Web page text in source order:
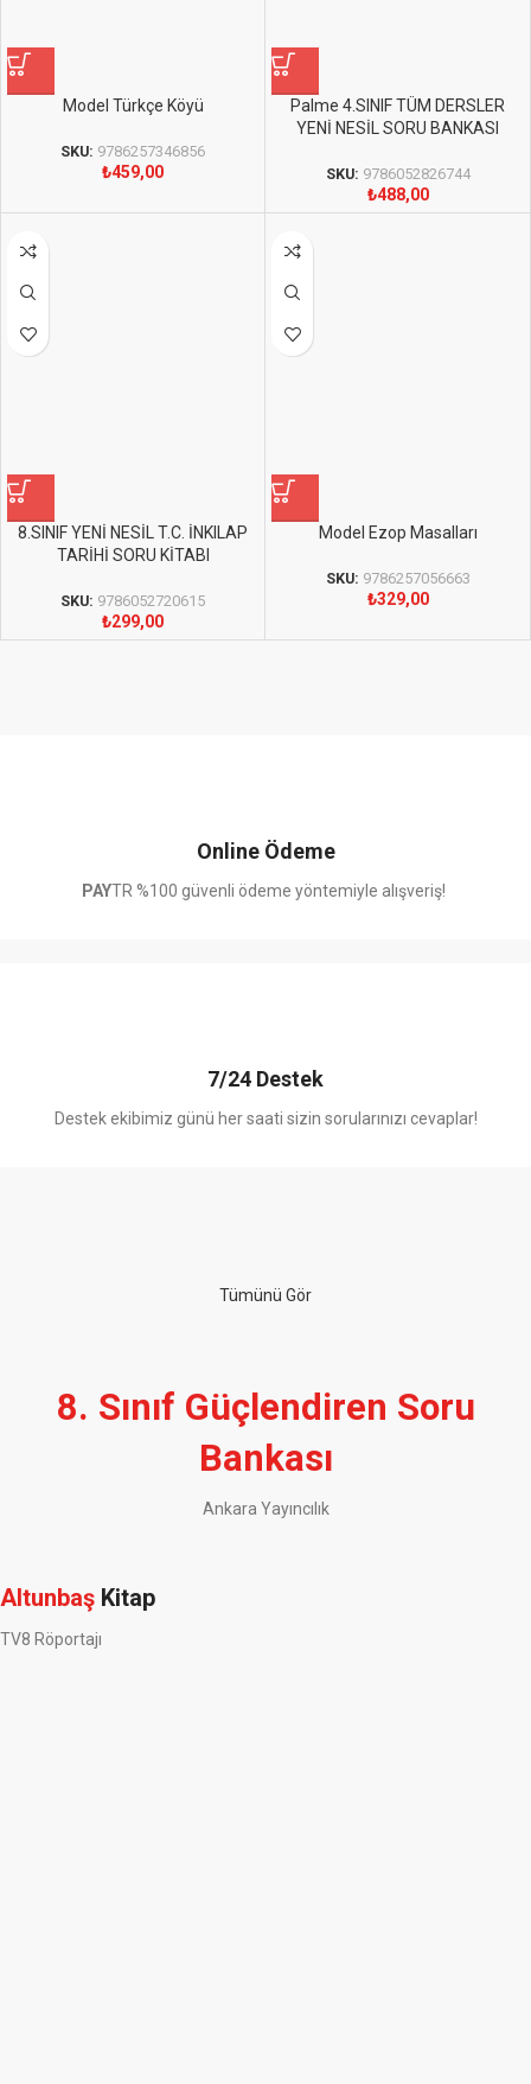
Model Türkçe Köyü
SKU: 9786257346856
₺459,00
Palme 4.SINIF TÜM DERSLER
YENİ NESİL SORU BANKASI
SKU: 9786052826744
₺488,00
8.SINIF YENİ NESİL T.C. İNKILAP
TARİHİ SORU KİTABI
SKU: 9786052720615
₺299,00
Model Ezop Masalları
SKU: 9786257056663
₺329,00
Online Ödeme
PAYTR %100 güvenli ödeme yöntemiyle alışveriş!
7/24 Destek
Destek ekibimiz günü her saati sizin sorularınızı cevaplar!
Tümünü Gör
8. Sınıf Güçlendiren Soru
Bankası
Ankara Yayıncılık
Altunbaş Kitap
TV8 Röportajı